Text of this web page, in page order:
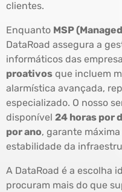
clientes.
Enquanto MSP
DataRoad assegura a
informáticos das
proativos que incluem
alarmística avançada,
especializado. O nosso
disponível 24 horas por
por ano, garante
estabilidade da
A DataRoad é a escolha
procuram mais do que